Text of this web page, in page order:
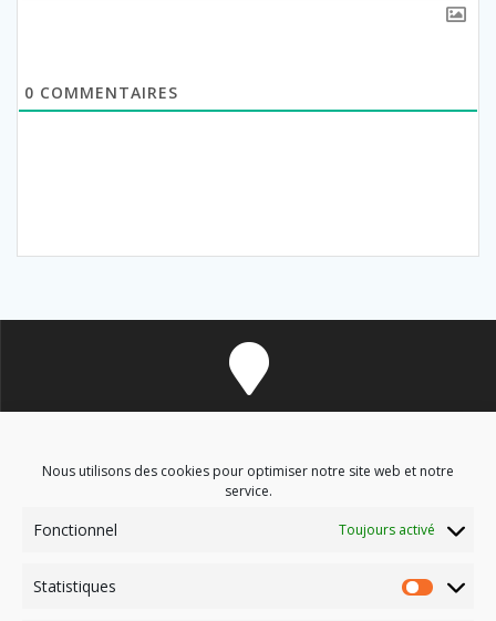
Nous utilisons des cookies pour optimiser notre site web et notre
service.
Fonctionnel Toujours activé
Statistiques
0 COMMENTAIRES